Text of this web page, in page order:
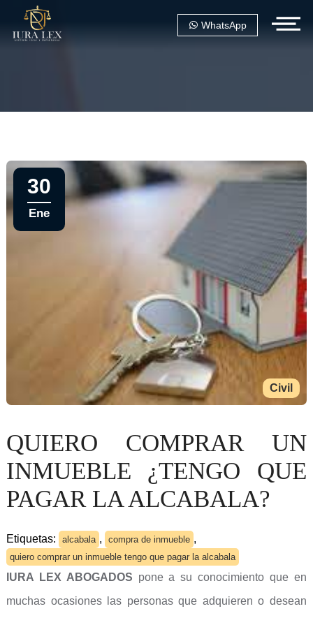
WhatsApp
Civil
30
Ene
QUIERO COMPRAR UN
INMUEBLE ¿TENGO QUE
PAGAR LA ALCABALA?
Etiquetas: alcabala , compra de inmueble ,
quiero comprar un inmueble tengo que pagar la alcabala
IURA LEX ABOGADOS pone a su conocimiento que en
muchas ocasiones las personas que adquieren o desean